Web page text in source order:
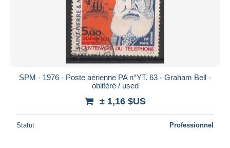
SPM - 1976 - Poste aérienne PA n°YT. 63 - Graham Bell -
oblitéré / used
± 1,16 $US
Statut Professionnel